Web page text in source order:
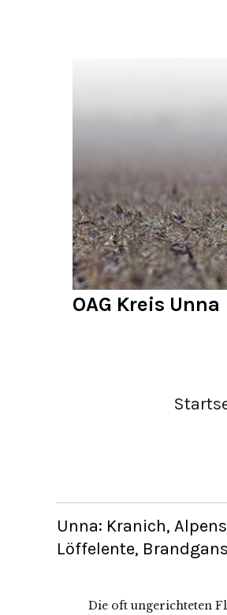
OAG Kreis Unna
Unna: Kranich,
Löffelente,
Die oft ungerichteten